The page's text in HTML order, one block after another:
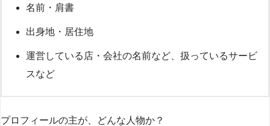
名前・肩書
出身地・居住地
運営している店・会社の名前など、扱っているサービ
スなど
プロフィールの主が、どんな人物か？